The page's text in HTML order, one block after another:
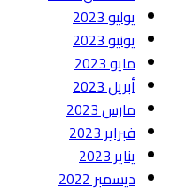
يوليو 2023
يونيو 2023
مايو 2023
أبريل 2023
مارس 2023
فبراير 2023
يناير 2023
ديسمبر 2022